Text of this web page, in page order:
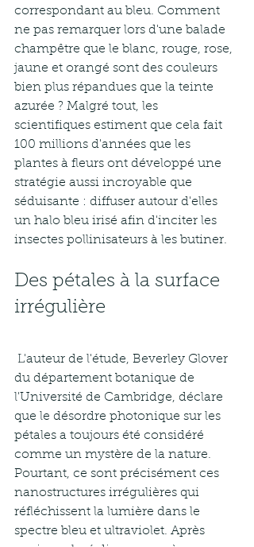
correspondant au bleu. Comment
ne pas remarquer lors d'une balade
champêtre que le blanc, rouge, rose,
jaune et orangé sont des couleurs
bien plus répandues que la teinte
azurée ? Malgré tout, les
scientifiques estiment que cela fait
100 millions d'années que les
plantes à fleurs ont développé une
stratégie aussi incroyable que
séduisante : diffuser autour d'elles
un halo bleu irisé afin d'inciter les
insectes pollinisateurs à les butiner.
Des pétales à la surface
irrégulière
du département botanique de
l'Université de Cambridge, déclare
que le désordre photonique sur les
pétales a toujours été considéré
comme un mystère de la nature.
Pourtant, ce sont précisément ces
nanostructures irrégulières qui
réfléchissent la lumière dans le
spectre bleu et ultraviolet. Après